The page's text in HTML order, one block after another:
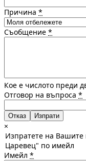
Причина *
Съобщение *
Кое е числото преди
Отговор на въпроса *
Отказ
×
Изпратете на
Царевец" по имейл
Имейл *